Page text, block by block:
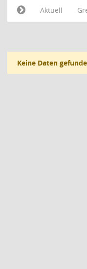
Aktuell
Keine Daten